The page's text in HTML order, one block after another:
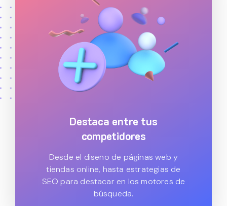
Destaca entre tus
competidores
Desde el diseño de páginas web y
tiendas online, hasta estrategias de
SEO para destacar en los motores de
búsqueda.